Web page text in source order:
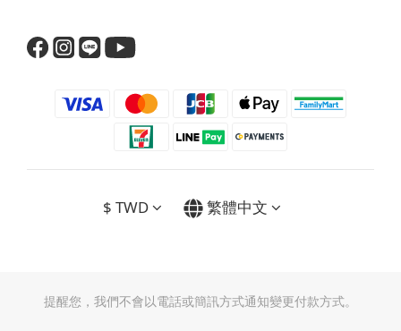
$ TWD 繁體中文
提醒您，我們不會以電話或簡訊方式通知變更付款方式。